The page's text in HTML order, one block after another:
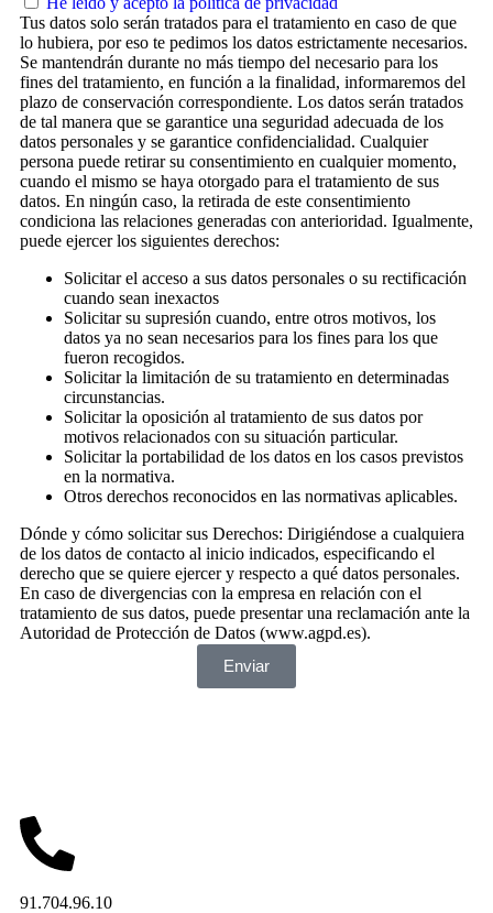
Tus datos solo serán tratados para el tratamiento en caso de que
lo hubiera, por eso te pedimos los datos estrictamente necesarios.
Se mantendrán durante no más tiempo del necesario para los
fines del tratamiento, en función a la finalidad, informaremos del
plazo de conservación correspondiente. Los datos serán tratados
de tal manera que se garantice una seguridad adecuada de los
datos personales y se garantice confidencialidad. Cualquier
persona puede retirar su consentimiento en cualquier momento,
cuando el mismo se haya otorgado para el tratamiento de sus
datos. En ningún caso, la retirada de este consentimiento
condiciona las relaciones generadas con anterioridad. Igualmente,
puede ejercer los siguientes derechos:
Solicitar el acceso a sus datos personales o su rectificación
cuando sean inexactos
Solicitar su supresión cuando, entre otros motivos, los
datos ya no sean necesarios para los fines para los que
fueron recogidos.
Solicitar la limitación de su tratamiento en determinadas
circunstancias.
Solicitar la oposición al tratamiento de sus datos por
motivos relacionados con su situación particular.
Solicitar la portabilidad de los datos en los casos previstos
en la normativa.
Otros derechos reconocidos en las normativas aplicables.
Dónde y cómo solicitar sus Derechos: Dirigiéndose a cualquiera
de los datos de contacto al inicio indicados, especificando el
derecho que se quiere ejercer y respecto a qué datos personales.
En caso de divergencias con la empresa en relación con el
tratamiento de sus datos, puede presentar una reclamación ante la
Autoridad de Protección de Datos (www.agpd.es).
Enviar
91.704.96.10